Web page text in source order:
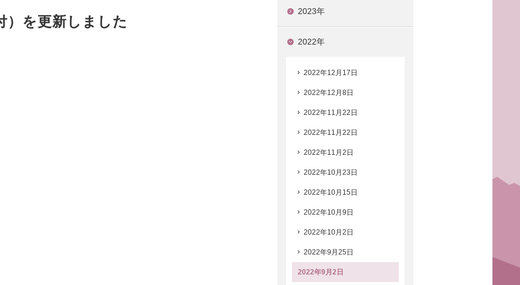
）を更新しました
2023年
2022年
2022年12月17日
2022年12月8日
2022年11月22日
2022年11月22日
2022年11月2日
2022年10月23日
2022年10月15日
2022年10月9日
2022年10月2日
2022年9月25日
2022年9月2日